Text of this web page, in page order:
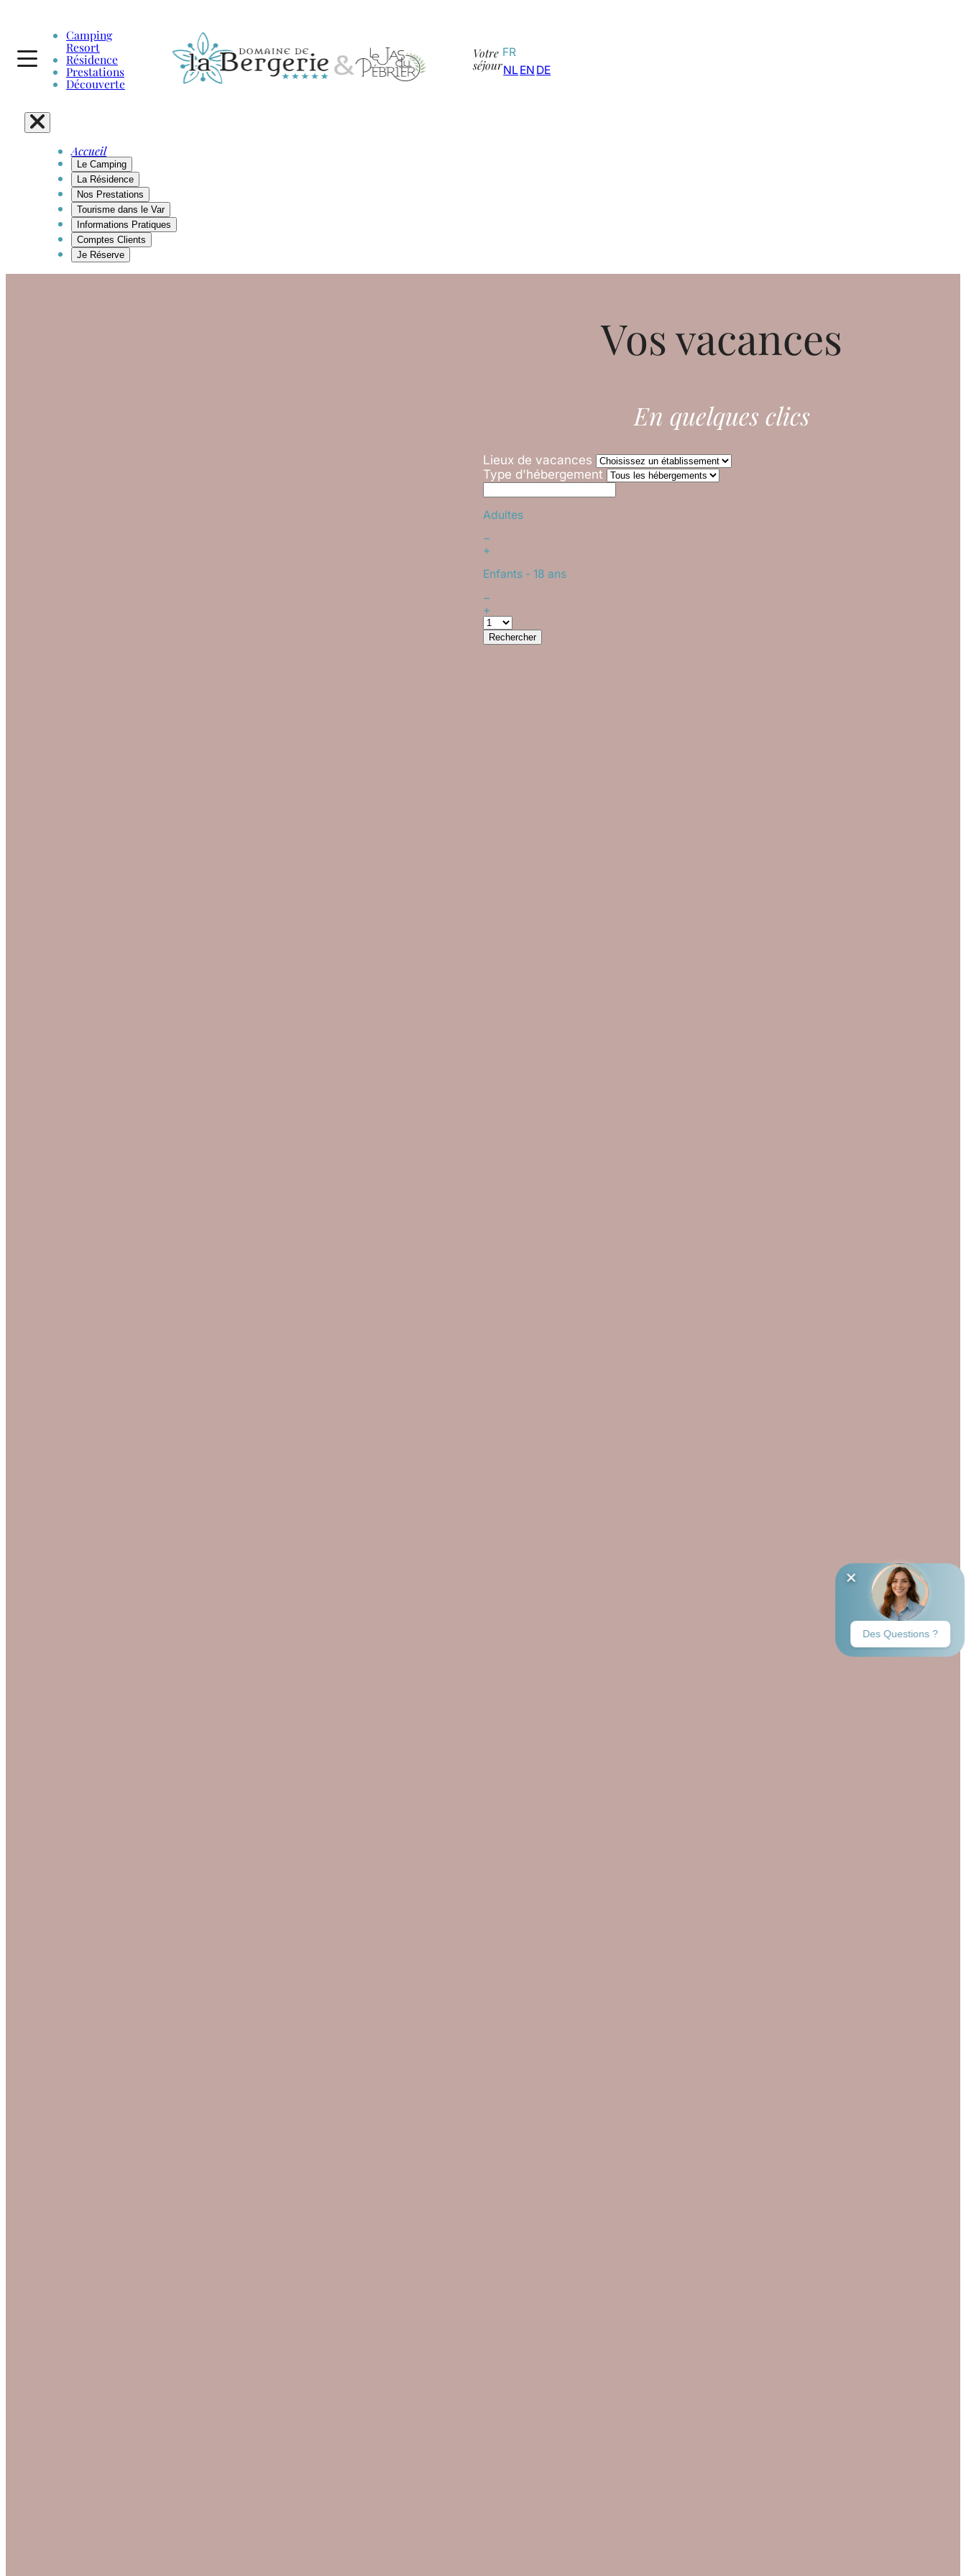
Camping
Resort
Résidence
Prestations
Découverte
Votre
séjour
FR
NL EN DE
Accueil
Le Camping
La Résidence
Nos Prestations
Tourisme dans le Var
Informations Pratiques
Comptes Clients
Je Réserve
Vos vacances
En quelques clics
Lieux de vacances
Type d'hébergement
Adultes
−
+
Enfants - 18 ans
−
+
Rechercher